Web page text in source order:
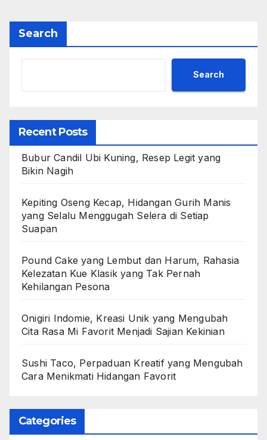
Search
Search
Recent Posts
Bubur Candil Ubi Kuning, Resep Legit yang
Bikin Nagih
Kepiting Oseng Kecap, Hidangan Gurih Manis
yang Selalu Menggugah Selera di Setiap
Suapan
Pound Cake yang Lembut dan Harum, Rahasia
Kelezatan Kue Klasik yang Tak Pernah
Kehilangan Pesona
Onigiri Indomie, Kreasi Unik yang Mengubah
Cita Rasa Mi Favorit Menjadi Sajian Kekinian
Sushi Taco, Perpaduan Kreatif yang Mengubah
Cara Menikmati Hidangan Favorit
Categories